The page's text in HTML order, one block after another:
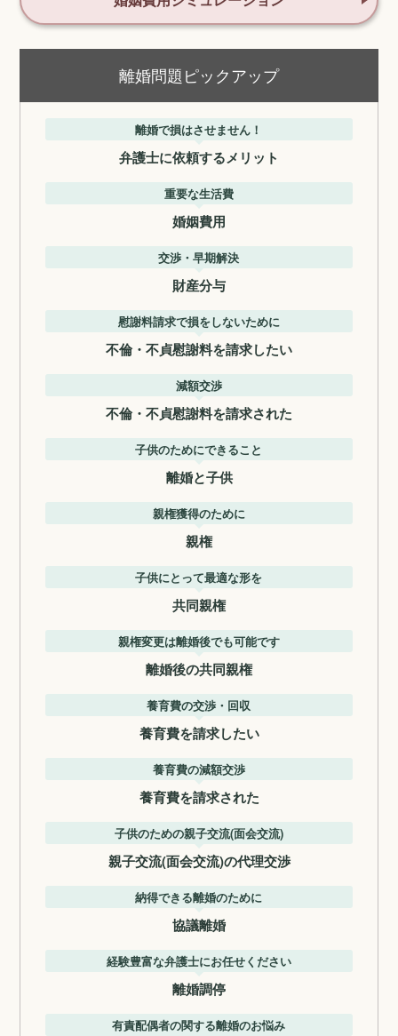
離婚問題ピックアップ
離婚で損はさせません！
弁護士に依頼するメリット
重要な生活費
婚姻費用
交渉・早期解決
財産分与
慰謝料請求で損をしないために
不倫・不貞慰謝料を請求したい
減額交渉
不倫・不貞慰謝料を請求された
子供のためにできること
離婚と子供
親権獲得のために
親権
子供にとって最適な形を
共同親権
親権変更は離婚後でも可能です
離婚後の共同親権
養育費の交渉・回収
養育費を請求したい
養育費の減額交渉
養育費を請求された
子供のための親子交流(面会交流)
親子交流(面会交流)の代理交渉
納得できる離婚のために
協議離婚
経験豊富な弁護士にお任せください
離婚調停
有責配偶者の関する離婚のお悩み